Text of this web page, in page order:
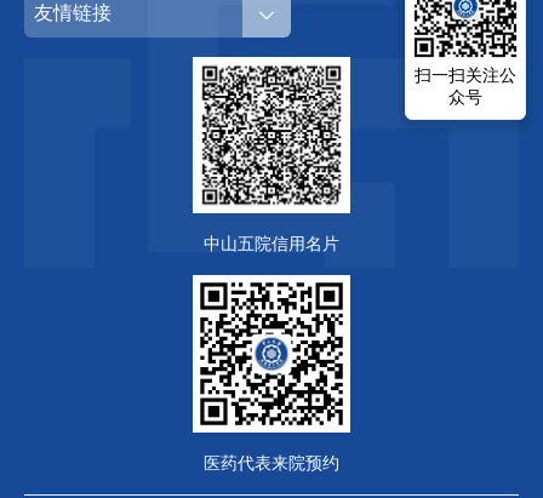
扫一扫关注公
众号
友情链接
中山五院信用名片
医药代表来院预约